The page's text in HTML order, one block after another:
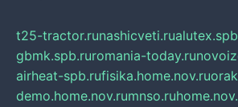
t25-tractor.runashicveti.ru
gbmk.spb.ruromania-today.ru
airheat-spb.rufisika.home.nov.ru
demo.home.nov.rumnso.ru